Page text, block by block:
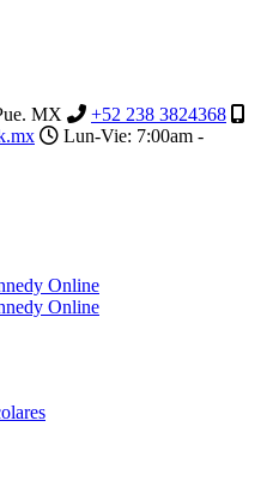
MX
+52 238 3824368
Lun-Vie: 7:00am -